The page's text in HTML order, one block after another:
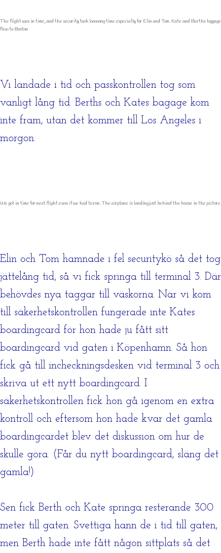
The flight was in time, and the security took looooong time especially for Elin and Tom. Kate and Berths luggage
flew to Boston
Vi landade i tid och passkontrollen tog som
vanligt lång tid. Berths och Kates bagage kom
inte fram, utan det kommer till Los Angeles i
morgon.
We got in time for next flight even if we had to run. The airplane is landing just behind the house in the picture
Elin och Tom hamnade i fel securitykö så det tog
jättelång tid, så vi fick springa till terminal 3. Där
behövdes nya taggar till väskorna. När vi kom
till säkerhetskontrollen fungerade inte Kates
boardingcard för hon hade ju fått sitt
boardingcard vid gaten i Köpenhamn. Så hon
fick gå till incheckningsdesken vid terminal 3 och
skriva ut ett nytt boardingcard. I
säkerhetskontrollen fick hon gå igenom en extra
kontroll och eftersom hon hade kvar det gamla
boardingcardet blev det diskussion om hur de
skulle göra. (Får du nytt boardingcard, släng det
gamla!)
Sen fick Berth och Kate springa resterande 300
meter till gaten. Svettiga hann de i tid till gaten,
men Berth hade inte fått någon sittplats så det